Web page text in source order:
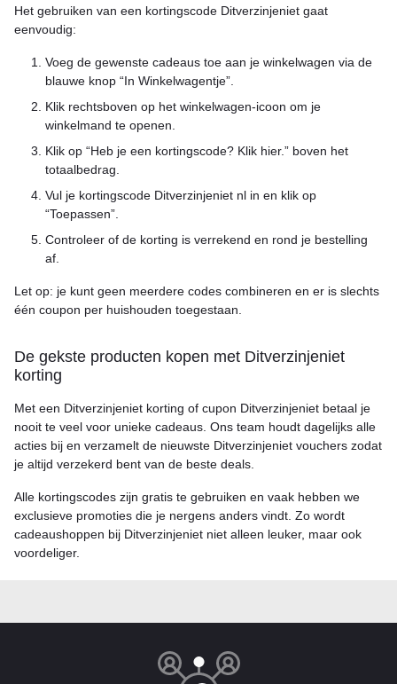
Het gebruiken van een kortingscode Ditverzinjeniet gaat
eenvoudig:
Voeg de gewenste cadeaus toe aan je winkelwagen via de
blauwe knop “In Winkelwagentje”.
Klik rechtsboven op het winkelwagen-icoon om je
winkelmand te openen.
Klik op “Heb je een kortingscode? Klik hier.” boven het
totaalbedrag.
Vul je kortingscode Ditverzinjeniet nl in en klik op
“Toepassen”.
Controleer of de korting is verrekend en rond je bestelling
af.
Let op: je kunt geen meerdere codes combineren en er is slechts
één coupon per huishouden toegestaan.
De gekste producten kopen met Ditverzinjeniet
korting
Met een Ditverzinjeniet korting of cupon Ditverzinjeniet betaal je
nooit te veel voor unieke cadeaus. Ons team houdt dagelijks alle
acties bij en verzamelt de nieuwste Ditverzinjeniet vouchers zodat
je altijd verzekerd bent van de beste deals.
Alle kortingscodes zijn gratis te gebruiken en vaak hebben we
exclusieve promoties die je nergens anders vindt. Zo wordt
cadeaushoppen bij Ditverzinjeniet niet alleen leuker, maar ook
voordeliger.